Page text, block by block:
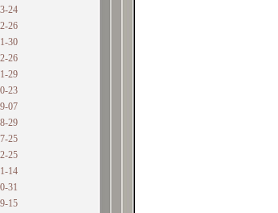
24
26
30
26
29
23
07
29
25
25
14
31
15